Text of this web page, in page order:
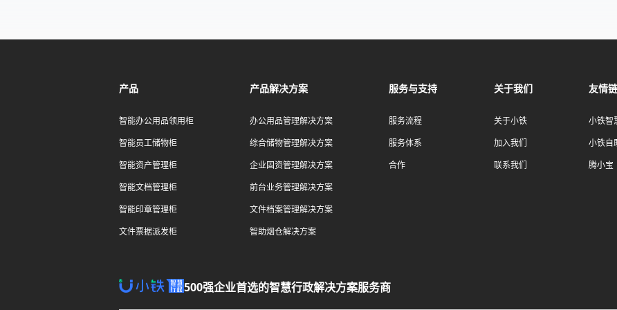
产品
智能办公用品领用柜
智能员工储物柜
智能资产管理柜
智能文档管理柜
智能印章管理柜
文件票据派发柜
产品解决方案
办公用品管理解决方案
综合储物管理解决方案
企业固资管理解决方案
前台业务管理解决方案
文件档案管理解决方案
智助烟仓解决方案
服务与支持
服务流程
服务体系
合作
关于我们
关于小铁
加入我们
联系我们
友情
小铁智
小铁自
腾小宝
500强企业首选的智慧行政解决方案服务商